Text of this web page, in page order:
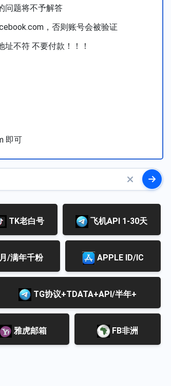
问题将不予解答
，否则账号会被验证
址不符 不要付款！！！
即可
TK老白号 飞机API 1-30天
/满年千粉 APPLE ID/IC
TG协议+TDATA+API/半年+
雅虎邮箱 FB非洲